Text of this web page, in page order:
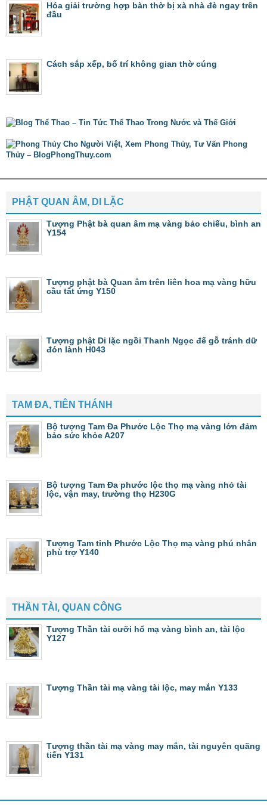
Hóa giải trường hợp bàn thờ bị xà nhà đè ngay trên
đầu
Cách sắp xếp, bố trí không gian thờ cúng
PHẬT QUAN ÂM, DI LẶC
Tượng Phật bà quan âm mạ vàng bảo chiếu, bình an
Y154
Tượng phật bà Quan âm trên liên hoa mạ vàng hữu
cầu tất ứng Y150
Tượng phật Di lặc ngồi Thanh Ngọc đế gỗ tránh dữ
đón lành H043
TAM ĐA, TIÊN THÁNH
Bộ tượng Tam Đa Phước Lộc Thọ mạ vàng lớn đảm
bảo sức khỏe A207
Bộ tượng Tam Đa phước lộc thọ mạ vàng nhỏ tài
lộc, vận may, trường thọ H230G
Tượng Tam tinh Phước Lộc Thọ mạ vàng phú nhân
phù trợ Y140
THẦN TÀI, QUAN CÔNG
Tượng Thần tài cưỡi hổ mạ vàng bình an, tài lộc
Y127
Tượng Thần tài mạ vàng tài lộc, may mắn Y133
Tượng thần tài mạ vàng may mắn, tài nguyên quãng
tiến Y131